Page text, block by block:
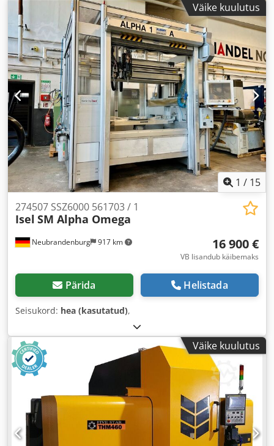
Väike kuulutus
1 / 15
Neubrandenburg 917 km
274507 SSZ6000 561703 / 1
Isel SM Alpha Omega
16 900 €
VB lisandub käibemaks
Pärida Helistada
Seisukord: hea (kasutatud),
Väike kuulutus